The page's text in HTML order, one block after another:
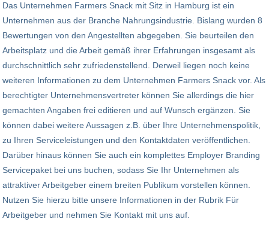
Das Unternehmen Farmers Snack mit Sitz in Hamburg ist ein
Unternehmen aus der Branche Nahrungsindustrie. Bislang wurden 8
Bewertungen von den Angestellten abgegeben. Sie beurteilen den
Arbeitsplatz und die Arbeit gemäß ihrer Erfahrungen insgesamt als
durchschnittlich sehr zufriedenstellend. Derweil liegen noch keine
weiteren Informationen zu dem Unternehmen Farmers Snack vor. Als
berechtigter Unternehmensvertreter können Sie allerdings die hier
gemachten Angaben frei editieren und auf Wunsch ergänzen. Sie
können dabei weitere Aussagen z.B. über Ihre Unternehmenspolitik,
zu Ihren Serviceleistungen und den Kontaktdaten veröffentlichen.
Darüber hinaus können Sie auch ein komplettes Employer Branding
Servicepaket bei uns buchen, sodass Sie Ihr Unternehmen als
attraktiver Arbeitgeber einem breiten Publikum vorstellen können.
Nutzen Sie hierzu bitte unsere Informationen in der Rubrik Für
Arbeitgeber und nehmen Sie Kontakt mit uns auf.